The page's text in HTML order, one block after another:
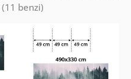
(11 benzi)